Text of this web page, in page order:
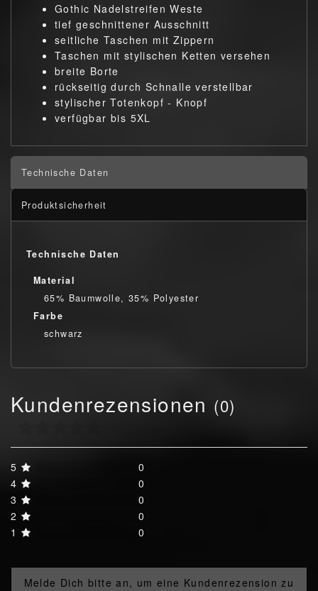
Gothic Nadelstreifen Weste
tief geschnittener Ausschnitt
seitliche Taschen mit Zippern
Taschen mit stylischen Ketten versehen
breite Borte
rückseitig durch Schnalle verstellbar
stylischer Totenkopf - Knopf
verfügbar bis 5XL
Technische Daten
Produktsicherheit
Technische Daten
Material
65% Baumwolle, 35% Polyester
Farbe
schwarz
Kundenrezensionen (0)
5
0
4
0
3
0
2
0
1
0
Melde Dich bitte an, um eine Kundenrezension zu